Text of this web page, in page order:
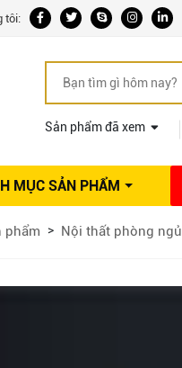
tôi:
Sản phẩm đã xem
MỤC SẢN PHẨM
phẩm Nội thất phòng ngủ